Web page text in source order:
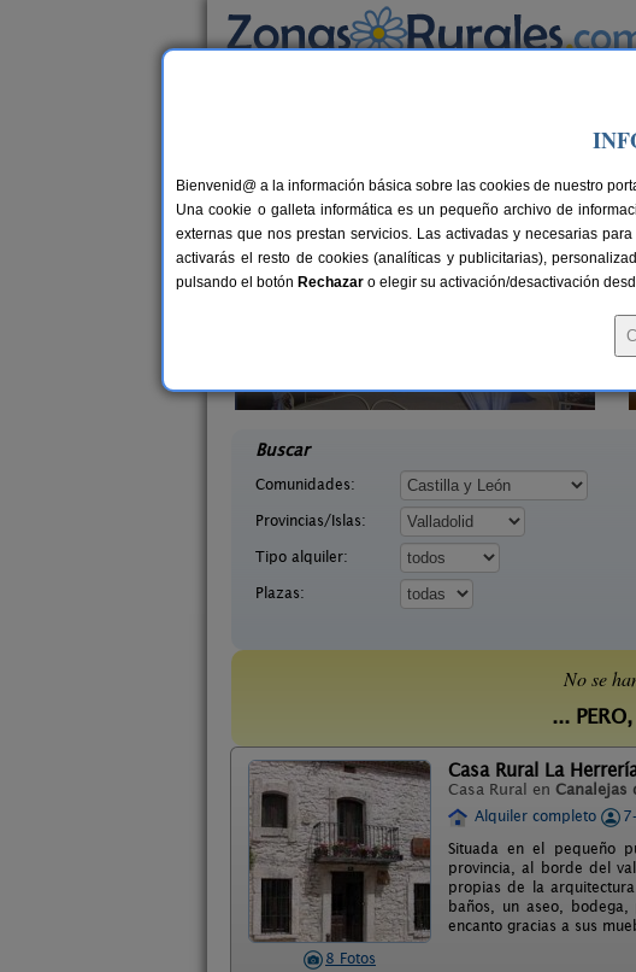
> Campaspero
Casas Rurales cerca de
30 €
Buscar
Comunidades:
Provincias/Islas:
Tipo alquiler:
Plazas:
No se
...
8 Fotos
Casa Rural La
Casa Rural en Canalejas
Alquiler completo
Situada en el pequeño
provincia, al borde del
propias de la
baños, un aseo,
encanto gracias a sus
Bienvenid@ a la información básica sobre las cookies de nuestro
Una cookie o galleta informática es un pequeño archivo de
externas que nos prestan servicios. Las activadas y necesarias
activarás el resto de cookies (analíticas y publicitarias),
pulsando el botón Rechazar o elegir su activación/desactivación